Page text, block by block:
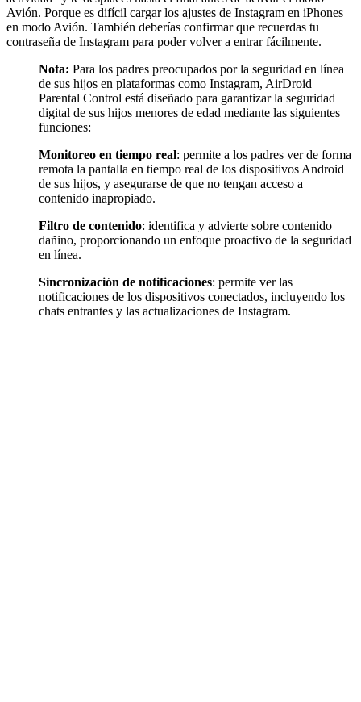
Avión. Porque es difícil cargar los ajustes de Instagram en iPhones
en modo Avión. También deberías confirmar que recuerdas tu
contraseña de Instagram para poder volver a entrar fácilmente.
Nota: Para los padres preocupados por la seguridad en línea
de sus hijos en plataformas como Instagram, AirDroid
Parental Control está diseñado para garantizar la seguridad
digital de sus hijos menores de edad mediante las siguientes
funciones:
Monitoreo en tiempo real: permite a los padres ver de forma
remota la pantalla en tiempo real de los dispositivos Android
de sus hijos, y asegurarse de que no tengan acceso a
contenido inapropiado.
Filtro de contenido: identifica y advierte sobre contenido
dañino, proporcionando un enfoque proactivo de la seguridad
en línea.
Sincronización de notificaciones: permite ver las
notificaciones de los dispositivos conectados, incluyendo los
chats entrantes y las actualizaciones de Instagram.